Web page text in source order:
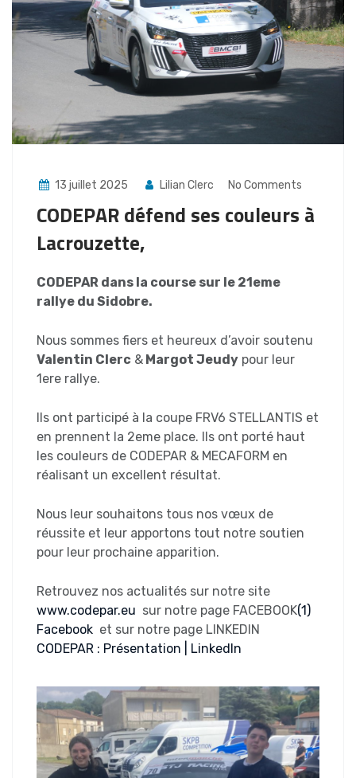
13 juillet 2025 Lilian Clerc No Comments
CODEPAR défend ses couleurs à
Lacrouzette,
CODEPAR dans la course sur le 21eme
rallye du Sidobre.
Nous sommes fiers et heureux d’avoir soutenu
Valentin Clerc & Margot Jeudy pour leur
1ere rallye.
Ils ont participé à la coupe FRV6 STELLANTIS et
en prennent la 2eme place. Ils ont porté haut
les couleurs de CODEPAR & MECAFORM en
réalisant un excellent résultat.
Nous leur souhaitons tous nos vœux de
réussite et leur apportons tout notre soutien
pour leur prochaine apparition.
Retrouvez nos actualités sur notre site
www.codepar.eu sur notre page FACEBOOK(1)
Facebook et sur notre page LINKEDIN
CODEPAR : Présentation | LinkedIn